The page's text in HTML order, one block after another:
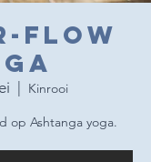
flow
Kinrooi
op Ashtanga yoga.